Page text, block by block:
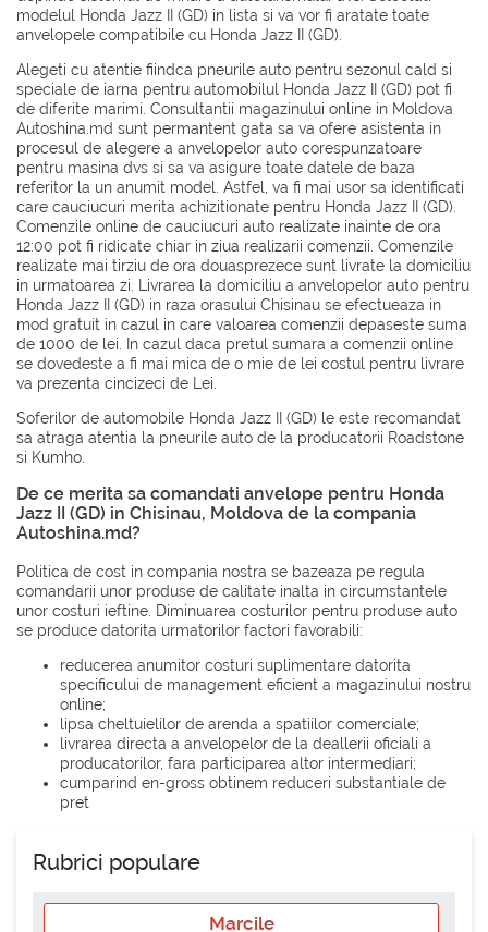
modelul Honda Jazz II (GD) in lista si va vor fi aratate toate
anvelopele compatibile cu Honda Jazz II (GD).
Alegeti cu atentie fiindca pneurile auto pentru sezonul cald si
speciale de iarna pentru automobilul Honda Jazz II (GD) pot fi
de diferite marimi. Consultantii magazinului online in Moldova
Autoshina.md sunt permantent gata sa va ofere asistenta in
procesul de alegere a anvelopelor auto corespunzatoare
pentru masina dvs si sa va asigure toate datele de baza
referitor la un anumit model. Astfel, va fi mai usor sa identificati
care cauciucuri merita achizitionate pentru Honda Jazz II (GD).
Comenzile online de cauciucuri auto realizate inainte de ora
12:00 pot fi ridicate chiar in ziua realizarii comenzii. Comenzile
realizate mai tirziu de ora douasprezece sunt livrate la domiciliu
in urmatoarea zi. Livrarea la domiciliu a anvelopelor auto pentru
Honda Jazz II (GD) in raza orasului Chisinau se efectueaza in
mod gratuit in cazul in care valoarea comenzii depaseste suma
de 1000 de lei. In cazul daca pretul sumara a comenzii online
se dovedeste a fi mai mica de o mie de lei costul pentru livrare
va prezenta cincizeci de Lei.
Soferilor de automobile Honda Jazz II (GD) le este recomandat
sa atraga atentia la pneurile auto de la producatorii Roadstone
si Kumho
De ce merita sa comandati anvelope pentru Honda
Jazz II (GD) in Chisinau, Moldova de la compania
Autoshina.md?
Politica de cost in compania nostra se bazeaza pe regula
comandarii unor produse de calitate inalta in circumstantele
unor costuri ieftine. Diminuarea costurilor pentru produse auto
se produce datorita urmatorilor factori favorabili:
reducerea anumitor costuri suplimentare datorita
specificului de management eficient a magazinului nostru
online;
lipsa cheltuielilor de arenda a spatiilor comerciale;
livrarea directa a anvelopelor de la deallerii oficiali a
producatorilor, fara participarea altor intermediari;
cumparind en-gross obtinem reduceri substantiale de
pret
Rubrici populare
Marcile